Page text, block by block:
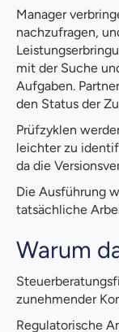
Manager
nachzufragen,
mit der Suche
Aufgaben.
den Status der
Prüfzyklen
leichter zu
da die
Die Ausführung
tatsächliche
Warum
zunehmender
Regulatorische